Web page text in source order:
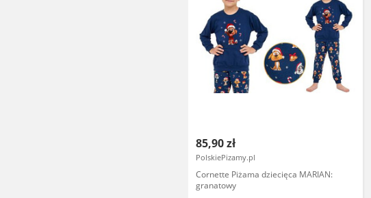
85,90 zł
PolskiePizamy.pl
Cornette Piżama dziecięca MARIAN:
granatowy